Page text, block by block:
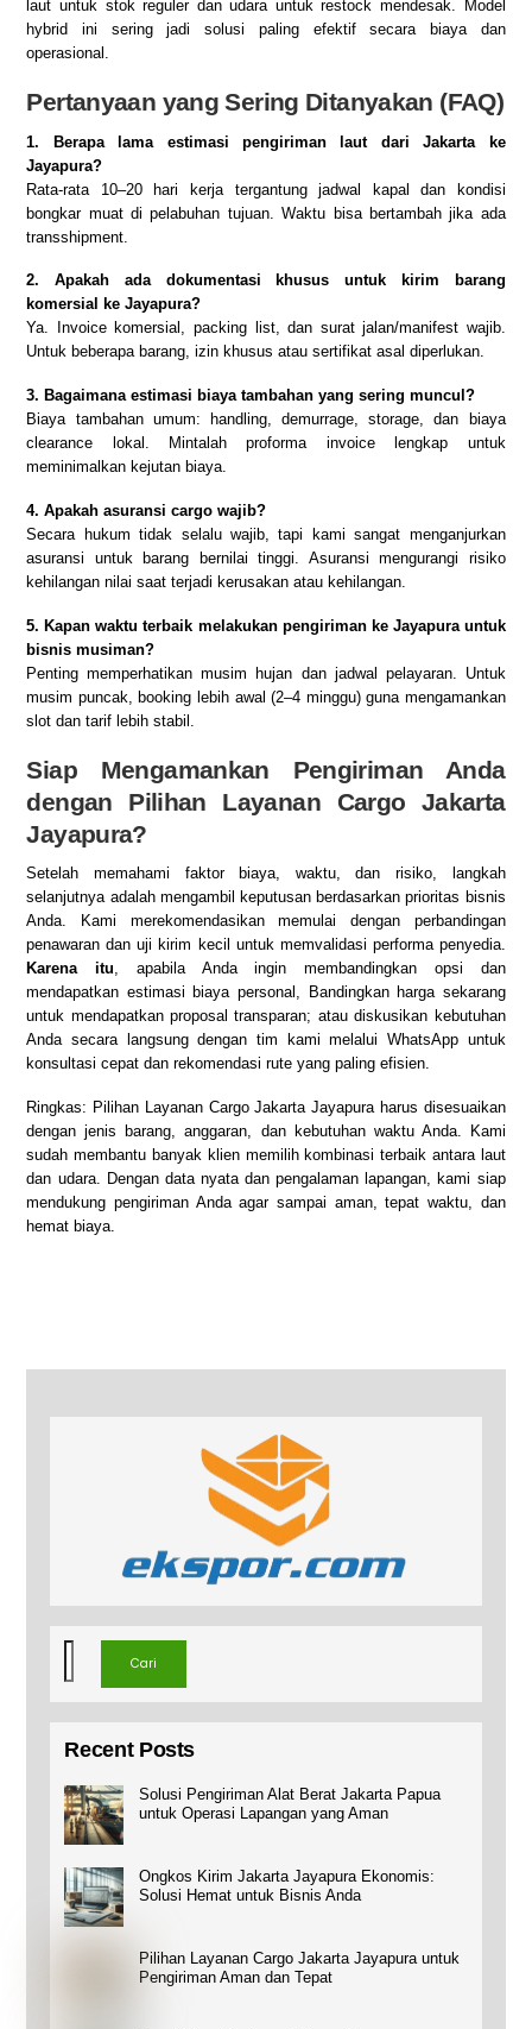
laut untuk stok reguler dan udara untuk restock mendesak. Model
hybrid ini sering jadi solusi paling efektif secara biaya dan
operasional.
Pertanyaan yang Sering Ditanyakan (FAQ)
1. Berapa lama estimasi pengiriman laut dari Jakarta ke
Jayapura?
Rata-rata 10–20 hari kerja tergantung jadwal kapal dan kondisi
bongkar muat di pelabuhan tujuan. Waktu bisa bertambah jika ada
transshipment.
2. Apakah ada dokumentasi khusus untuk kirim barang
komersial ke Jayapura?
Ya. Invoice komersial, packing list, dan surat jalan/manifest wajib.
Untuk beberapa barang, izin khusus atau sertifikat asal diperlukan.
3. Bagaimana estimasi biaya tambahan yang sering muncul?
Biaya tambahan umum: handling, demurrage, storage, dan biaya
clearance lokal. Mintalah proforma invoice lengkap untuk
meminimalkan kejutan biaya.
4. Apakah asuransi cargo wajib?
Secara hukum tidak selalu wajib, tapi kami sangat menganjurkan
asuransi untuk barang bernilai tinggi. Asuransi mengurangi risiko
kehilangan nilai saat terjadi kerusakan atau kehilangan.
5. Kapan waktu terbaik melakukan pengiriman ke Jayapura untuk
bisnis musiman?
Penting memperhatikan musim hujan dan jadwal pelayaran. Untuk
musim puncak, booking lebih awal (2–4 minggu) guna mengamankan
slot dan tarif lebih stabil.
Siap Mengamankan Pengiriman Anda
dengan Pilihan Layanan Cargo Jakarta
Jayapura?
Setelah memahami faktor biaya, waktu, dan risiko, langkah
selanjutnya adalah mengambil keputusan berdasarkan prioritas bisnis
Anda. Kami merekomendasikan memulai dengan perbandingan
penawaran dan uji kirim kecil untuk memvalidasi performa penyedia.
Karena itu, apabila Anda ingin membandingkan opsi dan
mendapatkan estimasi biaya personal,
Bandingkan hargasekarang
untuk mendapatkan proposal transparan; atau diskusikan kebutuhan
Anda secara langsung dengan tim kami melalui WhatsAppuntuk
konsultasi cepat dan rekomendasi rute yang paling efisien.
Ringkas: Pilihan Layanan Cargo Jakarta Jayapura harus disesuaikan
dengan jenis barang, anggaran, dan kebutuhan waktu Anda. Kami
sudah membantu banyak klien memilih kombinasi terbaik antara laut
dan udara. Dengan data nyata dan pengalaman lapangan, kami siap
mendukung pengiriman Anda agar sampai aman, tepat waktu, dan
hemat biaya.
Cari
Recent Posts
Solusi Pengiriman Alat Berat Jakarta Papua
untuk Operasi Lapangan yang Aman
Ongkos Kirim Jakarta Jayapura Ekonomis:
Solusi Hemat untuk Bisnis Anda
Pilihan Layanan Cargo Jakarta Jayapura untuk
Pengiriman Aman dan Tepat